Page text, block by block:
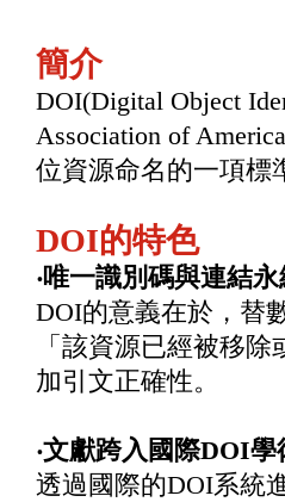
簡介
DOI(Digital Object
Association of
位資源命名的一項標
DOI的特色
‧唯一識別碼與連結
DOI的意義在於，替
「該資源已經被移
加引文正確性。
‧文獻跨入國際DOI學
透過國際的DOI系統